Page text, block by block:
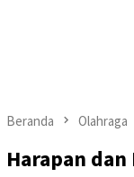
Beranda Olahraga
Harapan